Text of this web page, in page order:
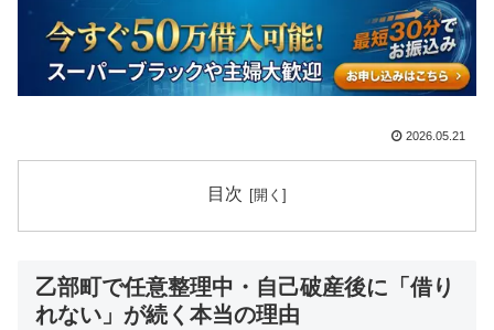
2026.05.21
目次
乙部町で任意整理中・自己破産後に「借り
れない」が続く本当の理由